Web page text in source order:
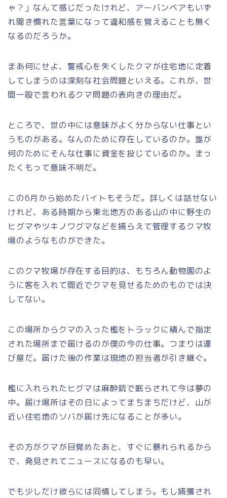
ゃ？」なんて感じだったけれど、アーバンベアもいず
れ聞き慣れた言葉になって違和感を覚えることも無く
なるのだろうか。
まあ何にせよ、警戒心を失くしたクマが住宅地に定着
してしまうのは深刻な社会問題といえる。これが、世
間一般で言われるクマ問題の表向きの理由だ。
ところで、世の中には意味がよく分からない仕事とい
うものがある。なんのために存在しているのか。誰が
何のためにそんな仕事に資金を投じているのか。まっ
たくもって意味不明だ。
この6月から始めたバイトもそうだ。詳しくは話せない
けれど、ある時期から東北地方のある山の中に野生の
ヒグマやツキノワグマなどを捕らえて管理するクマ牧
場のようなものができた。
このクマ牧場が存在する目的は、もちろん動物園のよ
うに客を入れて間近でクマを見せるためのものでは決
してない。
この場所からクマの入った檻をトラックに積んで指定
された場所まで届けるのが僕の今の仕事。つまりは運
び屋だ。届けた後の作業は現地の担当者が引き継ぐ。
檻に入れられたヒグマは麻酔銃で眠らされて今は夢の
中。届け場所はその日によってまちまちだけど、山が
近い住宅地のソバが届け先になることが多い。
その方がクマが目覚めたあと、すぐに暴れられるから
で、発見されてニュースになるのも早い。
でも少しだけ彼らには同情してしまう。もし捕獲され